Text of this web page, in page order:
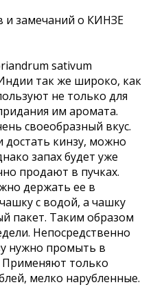
и замечаний о КИНЗЕ
sativum
так же широко, как
не только для
им аромата.
своеобразный вкус.
достать кинзу, можно
запах будет уже
продают в пучках.
держать ее в
с водой, а чашку
пакет. Таким образом
Непосредственно
нужно промыть в
Применяют только
мелко нарубленные.